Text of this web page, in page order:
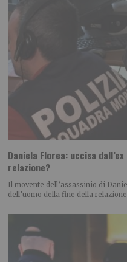
Daniela Florea: uccisa
relazione?
Il movente dell’assassinio di
dell’uomo della fine della